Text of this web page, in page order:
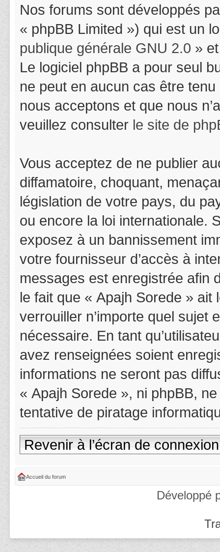
Nos forums sont développés
« phpBB Limited ») qui est un
publique générale GNU 2.0 »
Le logiciel phpBB a pour seul
ne peut en aucun cas être
nous acceptons et que nous
veuillez consulter le site de
Vous acceptez de ne publier
diffamatoire, choquant,
législation de votre pays, du
ou encore la loi internationale.
exposez à un bannissement
votre fournisseur d’accès à
messages est enregistrée afin
le fait que « Apajh Sorede »
verrouiller n’importe quel sujet
nécessaire. En tant
avez renseignées soient
informations ne seront pas
« Apajh Sorede », ni phpBB,
tentative de piratage
Revenir à l’écran de connexion
Accueil du forum
Développé